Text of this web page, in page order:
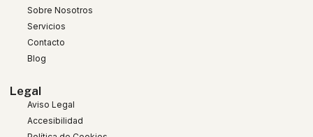
Sobre Nosotros
Servicios
Contacto
Blog
Legal
Aviso Legal
Accesibilidad